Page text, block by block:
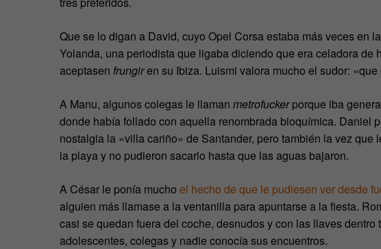
Que se lo digan a David, cuyo Opel Corsa estaba más veces en
Yolanda, una periodista que ligaba diciendo que era celadora de
aceptasen frungiren su Ibiza. Luismi valora mucho el sudor:
A Manu, algunos colegas le llaman metrofuckerporque iba
donde había follado con aquella renombrada bioquímica. Daniel
nostalgia la «villa cariño» de Santander, pero también la vez
la playa y no pudieron sacarlo hasta que las aguas bajaron.
A César le ponía mucho el hecho de que le pudiesen ver desde
alguien más llamase a la ventanilla para apuntarse a la fiesta.
casi se quedan fuera del coche, desnudos y con las llaves
adolescentes, colegas y nadie conocía sus encuentros.